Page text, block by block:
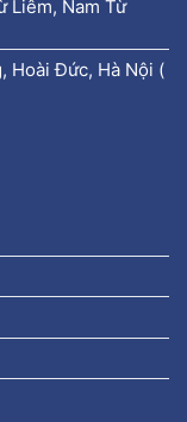
Liêm, Nam Từ
Hoài Đức, Hà Nội (